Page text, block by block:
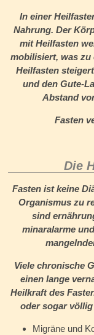
In einer
Nahrung. Der
mit Heilfasten
mobilisiert, was zu
Heilfasten
und den Gute-
Abstand
Fasten
Die
Fasten ist keine
Organismus zu
sind
minaralarme
Viele chronische
einen lange
Heilkraft des
oder sogar
Migräne und